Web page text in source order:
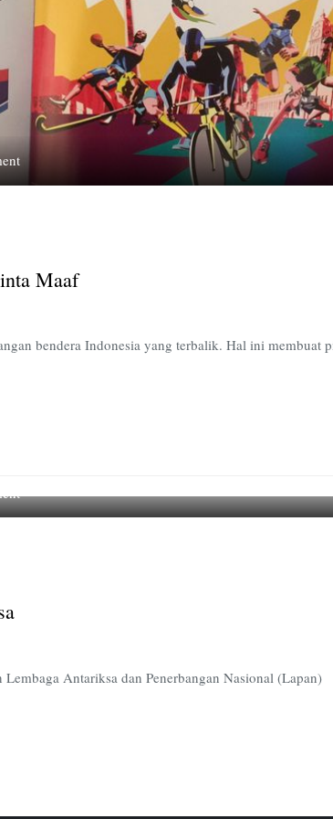
on
Bendera
MaafMaaf
bendera Indonesia yang terbalik. Hal ini membuat
Kecanggihan
Antariksa dan Penerbangan Nasional (Lapan)